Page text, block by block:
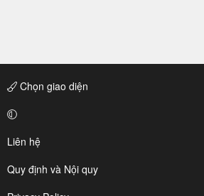
Chọn giao diện
Liên hệ
Quy định và Nội quy